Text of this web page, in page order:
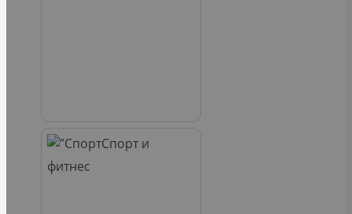
Спорт и
фитнес